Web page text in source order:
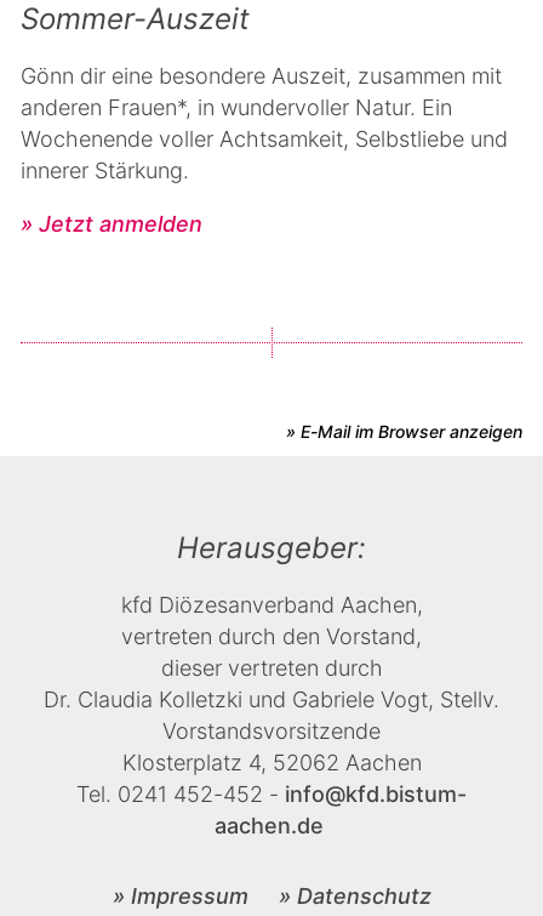
Sommer-Auszeit
Gönn dir eine besondere Auszeit, zusammen mit
anderen Frauen*, in wundervoller Natur. Ein
Wochenende voller Achtsamkeit, Selbstliebe und
innerer Stärkung.
» Jetzt anmelden
» E-Mail im Browser anzeigen
Herausgeber:
kfd Diözesanverband Aachen,
vertreten durch den Vorstand,
dieser vertreten durch
Dr. Claudia Kolletzki und Gabriele Vogt, Stellv.
Vorstandsvorsitzende
Klosterplatz 4, 52062 Aachen
Tel. 0241 452-452 - info@kfd.bistum-
aachen.de
» Impressum » Datenschutz